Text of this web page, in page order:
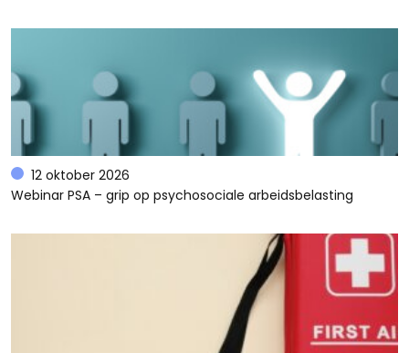
12 oktober 2026
Webinar PSA – grip op psychosociale arbeidsbelasting